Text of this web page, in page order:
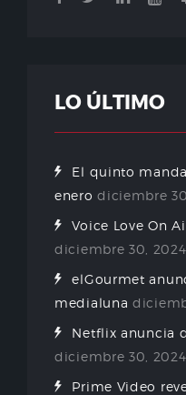
LO ÚLTIMO
El quinto
enero diciembre
Voice Love On
diciembre 30, 2024
elGourmet
medialuna
Netflix anuncia
diciembre 30, 2024
Prime Video